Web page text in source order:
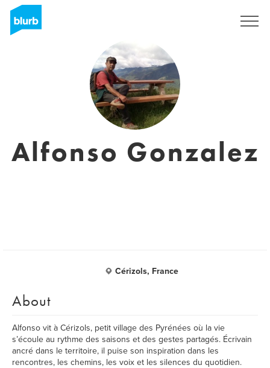
Alfonso Gonzalez
Cérizols, France
About
Alfonso vit à Cérizols, petit village des Pyrénées où la vie
s’écoule au rythme des saisons et des gestes partagés. Écrivain
ancré dans le territoire, il puise son inspiration dans les
rencontres, les chemins, les voix et les silences du quotidien.